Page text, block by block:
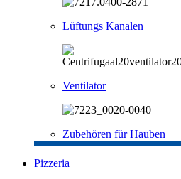
Lüftungs Kanalen
Ventilator
Zubehören für Hauben
Pizzeria